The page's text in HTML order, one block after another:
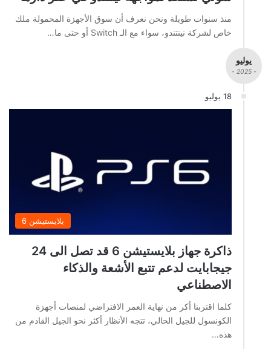
منذ سنوات طويلة ونحن نعرف أن سوق الأجهزة المحمولة ملك
خاص لشركة نينتندو، سواء مع الـ Switch أو حتى ما…
يوليو
- 2025 -
18 يوليو
بلايستيشن 6
ذاكرة جهاز بلايستيشن 6 قد تصل الى 24
جيجابايت لدعم تتبع الأشعة والذكاء
الاصطناعي
كلما اقتربنا أكر من نهاية العمر الافتراضي لمنصات أجهزة
الكونسول للجيل الحالي، تتجه الأنظار أكثر نحو الجيل القادم من
هذه…